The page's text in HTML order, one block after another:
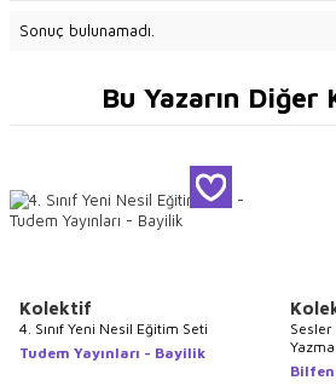
Sonuç bulunamadı.
Bu Yazarın Diğer
Kolektif
4. Sınıf Yeni Nesil Eğitim Seti
Tudem Yayınları - Bayilik
Sesler
Bilfen